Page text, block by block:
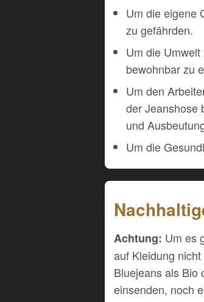
Um die eigene
zu gefährden.
Um die
bewohnbar zu
Um den
der Jeanshose
und
Um die
Achtung: Um es
auf Kleidung
Bluejeans als Bio
einsenden, noch